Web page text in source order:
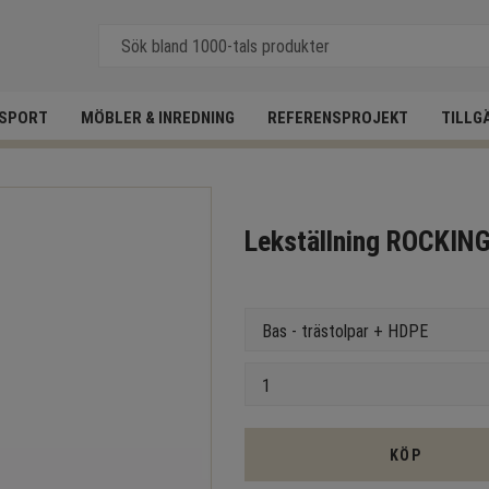
SPORT MÖBLER & INREDNING REFERENSPROJEKT
Lekställning
KÖP